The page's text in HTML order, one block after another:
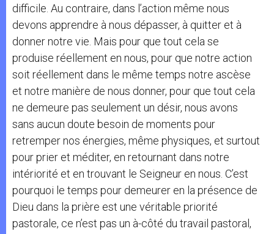
difficile. Au contraire, dans l’action même nous
devons apprendre à nous dépasser, à quitter et à
donner notre vie. Mais pour que tout cela se
produise réellement en nous, pour que notre action
soit réellement dans le même temps notre ascèse
et notre manière de nous donner, pour que tout cela
ne demeure pas seulement un désir, nous avons
sans aucun doute besoin de moments pour
retremper nos énergies, même physiques, et surtout
pour prier et méditer, en retournant dans notre
intériorité et en trouvant le Seigneur en nous. C’est
pourquoi le temps pour demeurer en la présence de
Dieu dans la prière est une véritable priorité
pastorale, ce n’est pas un à-côté du travail pastoral,